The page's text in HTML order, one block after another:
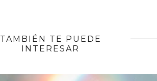
TAMBIÉN TE PUEDE
INTERESAR